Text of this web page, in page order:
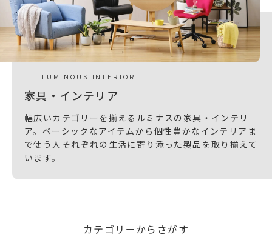
LUMINOUS INTERIOR
家具・インテリア
幅広いカテゴリーを揃えるルミナスの家具・インテリ
ア。 ベーシックなアイテムから個性豊かなインテリアま
で使う人それぞれの生活に寄り添った製品を取り揃えて
います。
カテゴリーからさがす